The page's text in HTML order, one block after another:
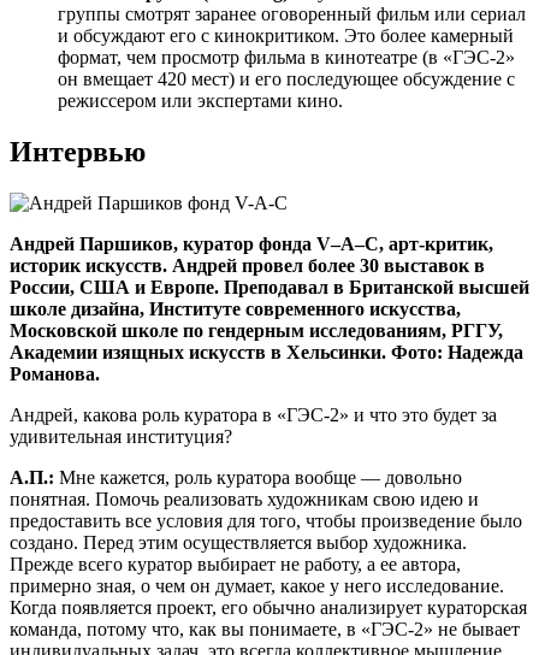
группы смотрят заранее оговоренный фильм или сериал
и обсуждают его с кинокритиком. Это более камерный
формат, чем просмотр фильма в кинотеатре (в «ГЭС-2»
он вмещает 420 мест) и его последующее обсуждение с
режиссером или экспертами кино.
Интервью
Андрей Паршиков, куратор фонда V–A–C, арт-критик,
историк искусств. Андрей провел более 30 выставок в
России, США и Европе. Преподавал в Британской высшей
школе дизайна, Институте современного искусства,
Московской школе по гендерным исследованиям, РГГУ,
Академии изящных искусств в Хельсинки. Фото: Надежда
Романова.
Андрей, какова роль куратора в «ГЭС-2» и что это будет за
удивительная институция?
А.П.: Мне кажется, роль куратора вообще — довольно
понятная. Помочь реализовать художникам свою идею и
предоставить все условия для того, чтобы произведение было
создано. Перед этим осуществляется выбор художника.
Прежде всего куратор выбирает не работу, а ее автора,
примерно зная, о чем он думает, какое у него исследование.
Когда появляется проект, его обычно анализирует кураторская
команда, потому что, как вы понимаете, в «ГЭС-2» не бывает
индивидуальных задач, это всегда коллективное мышление.